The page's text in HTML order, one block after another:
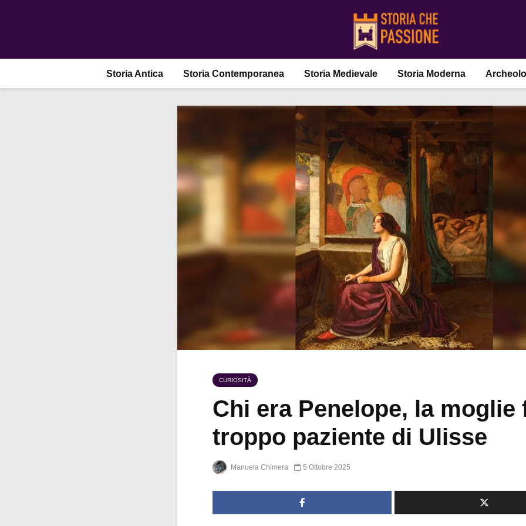
Storia Antica Storia Contemporanea Storia Medievale Storia Moderna
CURIOSITÀ
Chi era Penelope, la moglie
troppo paziente di Ulisse
Manuela Chimera 5 Ottobre 2025